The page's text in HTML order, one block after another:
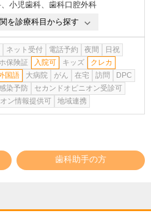
、 小児歯科、 歯科口腔外科
を診療科目から探す
ネット受付 電話予約 夜間
日祝
保険証 入院可 キッズ
クレカ
国語 大病院 がん 在宅 訪問
DPC
染予防
セカンドオピニオン受診可
ン情報提供可
地域連携
歯科助手の方